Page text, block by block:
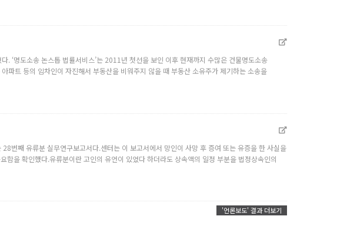
. ‘명도소송 논스톱 법률서비스’는 2011년 첫선을 보인 이후 현재까지 수많은 건물명도소송
파트 등의 임차인이 자진해서 부동산을 비워주지 않을 때 부동산 소유주가 제기하는 소송을
번째 유류분 실무연구보고서다.센터는 이 보고서에서 망인이 사망 후 증여 또는 유증을 한 사실을
을 확인했다.유류분이란 고인의 유언이 있었다 하더라도 상속액의 일정 부분을 법정상속인의
'언론보도' 결과 더보기